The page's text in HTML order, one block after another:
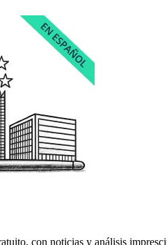
con noticias y análisis